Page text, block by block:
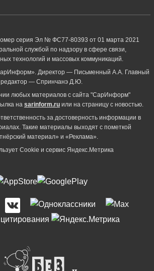
серия Эл № ФС77-80393 от 01 марта 2021
службой по надзору в сфере связи,
технологий и массовых коммуникаций.
Директор — Письменный А.А. Главный
редактор — Спринчанэ Д.Ю.
любых материалов с сайта "СарИнформ"
на sarinform.ru или на страницу с новостью.
за достоверность информации в
Такие материалы выходят с пометкой
материал» и «Реклама».
Cookie и сервиc Яндекс.Метрика